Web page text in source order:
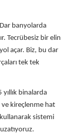
Dar banyolarda
Tecrübesiz bir elin
açar. Biz, bu dar
tek tek
yıllık binalarda
kireçlenme hat
sistemi